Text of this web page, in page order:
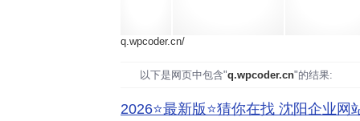
q.wpcoder.cn/
以下是网页中包含"q.wpcoder.cn"的结果:
2026⭐️最新版⭐️猜你在找 沈阳企业网